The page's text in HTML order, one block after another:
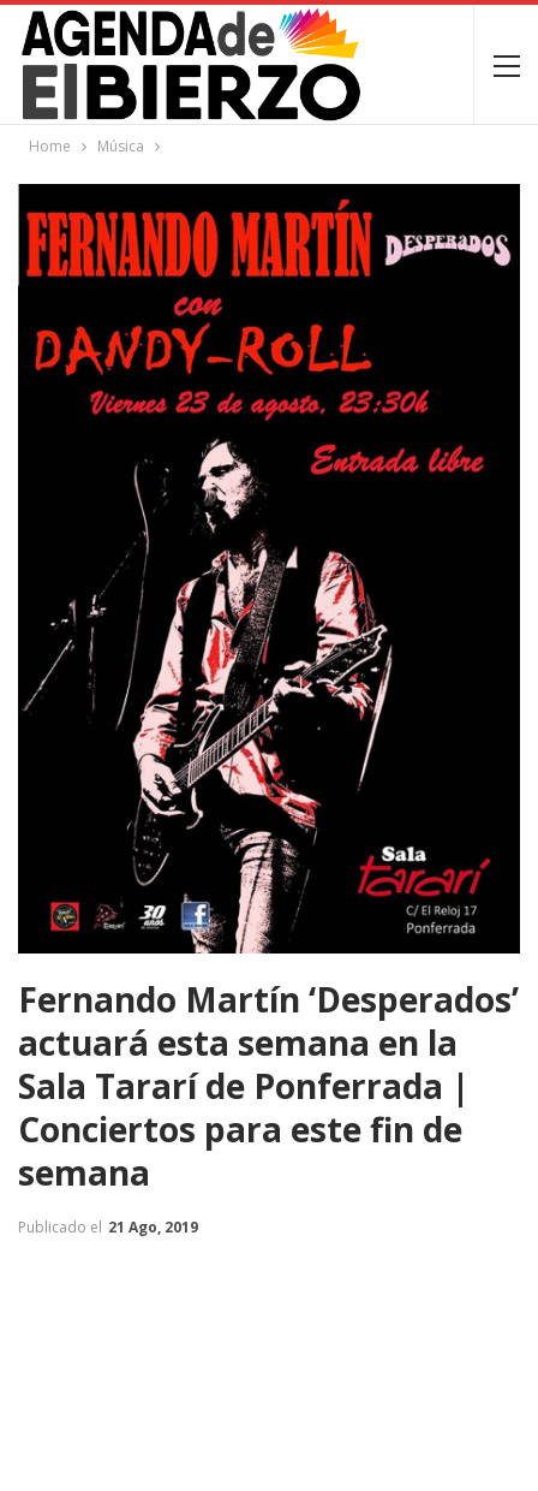
Home Música
Fernando Martín ‘Desperados’
actuará esta semana en la
Sala Tararí de Ponferrada |
Conciertos para este fin de
semana
Publicado el 21 Ago, 2019